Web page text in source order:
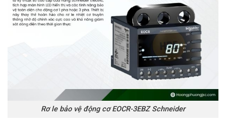
Rơ le bảo vệ động cơ EOCR-3EBZ Schneider